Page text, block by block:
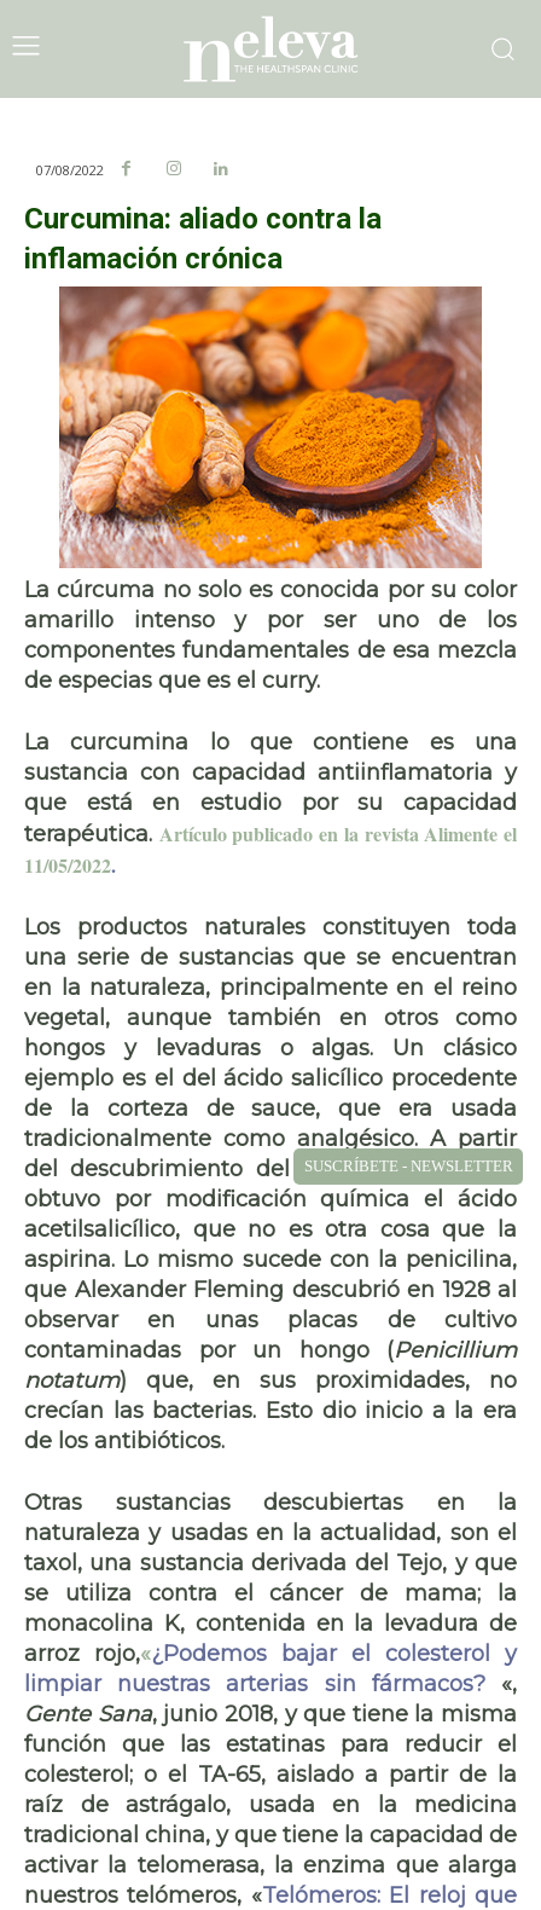
07/08/2022
Curcumina: aliado contra la
inflamación crónica
La cúrcuma no solo es conocida por su color
amarillo intenso y por ser uno de los
componentes fundamentales de esa mezcla
de especias que es el curry.
La curcumina lo que contiene es una
sustancia con capacidad antiinflamatoria y
que está en estudio por su capacidad
terapéutica. Artículo publicado en la revista Alimente el
11/05/2022.
Los productos naturales constituyen toda
una serie de sustancias que se encuentran
en la naturaleza, principalmente en el reino
vegetal, aunque también en otros como
hongos y levaduras o algas. Un clásico
ejemplo es el delácido salicílico procedente
de la corteza de sauce, que era usada
tradicionalmente como analgésico. A partir
del descubrimiento del principio activo, se
obtuvo por modificación química el ácido
acetilsalicílico, que no es otra cosa que la
aspirina. Lo mismo sucede con la penicilina,
que Alexander Fleming descubrió en 1928 al
observar en unas placas de cultivo
contaminadas por un hongo (Penicillium
notatum) que, en sus proximidades, no
crecían las bacterias. Esto dio inicio a la era
de los antibióticos.
Otras sustancias descubiertas en la
naturaleza y usadas en la actualidad, son el
taxol , una sustancia derivada del Tejo, y que
se utiliza contra elcáncer de mama; la
monacolina K, contenida en la
levadura de
arroz rojo,«¿Podemos bajar el colesterol y
limpiar nuestras arterias sin fármacos?«,
Gente Sana, junio 2018, y que tiene la misma
función que las estatinas para reducir el
colesterol; o el TA-65, aislado a partir de la
raíz de astrágalo, usada en la medicina
tradicional china, y que tiene la capacidad de
activar la telomerasa, la enzima que alarga
nuestrostelómeros, «Telómeros: El reloj que
SUSCRÍBETE - NEWSLETTER